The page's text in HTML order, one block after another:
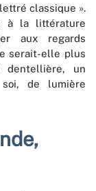
classique ».
à la littérature
aux regards
serait-elle plus
dentellière, un
de lumière